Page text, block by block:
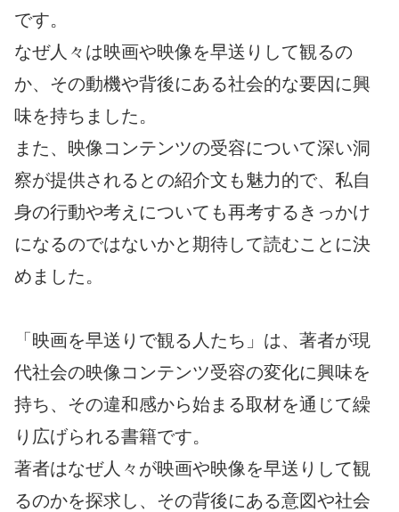
です。
なぜ人々は映画や映像を早送りして観るの
か、その動機や背後にある社会的な要因に興
味を持ちました。
また、映像コンテンツの受容について深い洞
察が提供されるとの紹介文も魅力的で、私自
身の行動や考えについても再考するきっかけ
になるのではないかと期待して読むことに決
めました。
「映画を早送りで観る人たち」は、著者が現
代社会の映像コンテンツ受容の変化に興味を
持ち、その違和感から始まる取材を通じて繰
り広げられる書籍です。
著者はなぜ人々が映画や映像を早送りして観
るのかを探求し、その背後にある意図や社会